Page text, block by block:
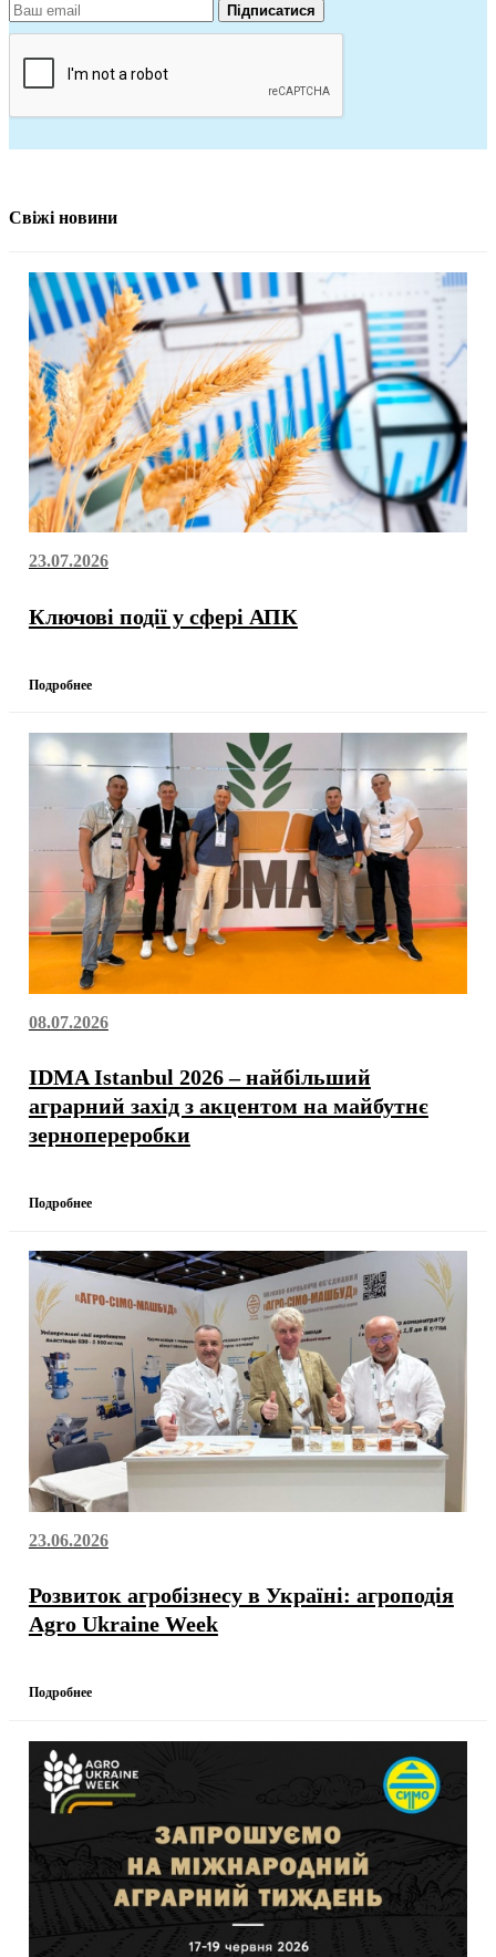
Підписатися
Свіжі новини
23.07.2026
Ключові події у сфері АПК
Подробнее
08.07.2026
IDMA Istanbul 2026 – найбільший
аграрний захід з акцентом на майбутнє
зернопереробки
Подробнее
23.06.2026
Розвиток агробізнесу в Україні: агроподія
Agro Ukraine Week
Подробнее